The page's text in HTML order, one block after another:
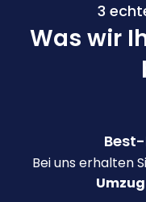
3
Was wir
Bei uns erhalten
Umzug